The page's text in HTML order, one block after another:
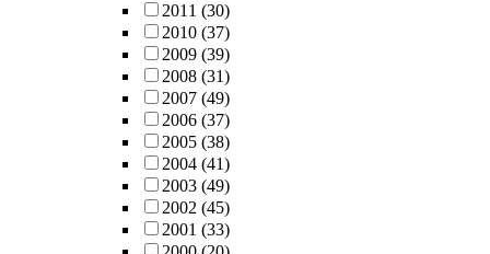
2011 (30)
2010 (37)
2009 (39)
2008 (31)
2007 (49)
2006 (37)
2005 (38)
2004 (41)
2003 (49)
2002 (45)
2001 (33)